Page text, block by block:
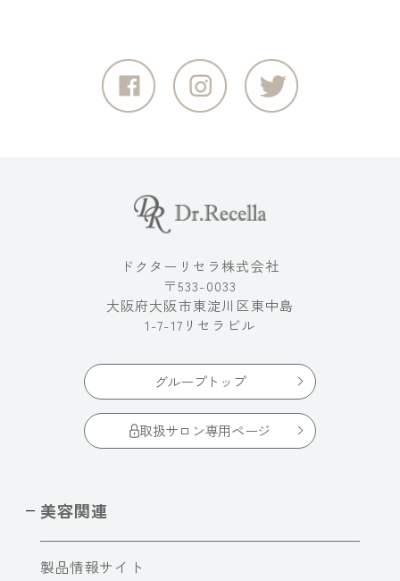
ドクターリセラ株式会社
〒533-0033
大阪府大阪市東淀川区東中島
1-7-17リセラビル
グループトップ
取扱サロン専用ページ
美容関連
製品情報サイト